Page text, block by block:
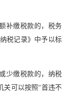
补缴税款的，税务
税记录》中予以标
少缴税款的，纳税
关可以按照“首违不